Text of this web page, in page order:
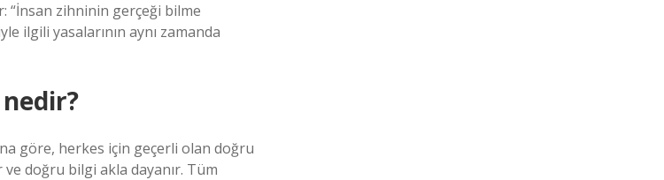
“İnsan zihninin gerçeği bilme
ilgili yasalarının aynı zamanda
göre, herkes için geçerli olan doğru
doğru bilgi akla dayanır. Tüm